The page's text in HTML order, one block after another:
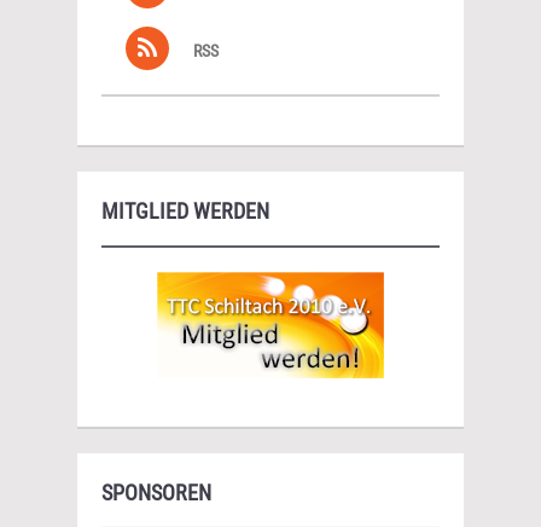
RSS
MITGLIED WERDEN
SPONSOREN